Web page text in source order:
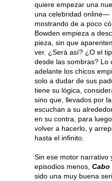
quiere empezar una
una celebridad online—
mostrando de a poco
Bowden empieza a
pieza, sin que
ver. ¿Será así? ¿O el
desde las sombras? Lo
adelante los chicos
solo a dudar de sus
tiene su lógica,
sino que, llevados por
escuchan a su
en su contra, para
volver a hacerlo, y
hasta el infinito.
Sin ese motor narrativo
episodios menos, Cabo
sido una muy buena